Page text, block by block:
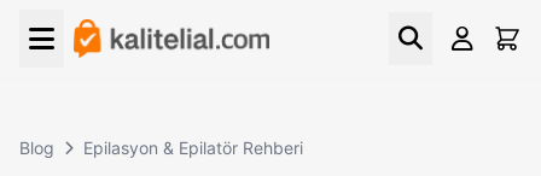
Blog Epilasyon & Epilatör Rehberi